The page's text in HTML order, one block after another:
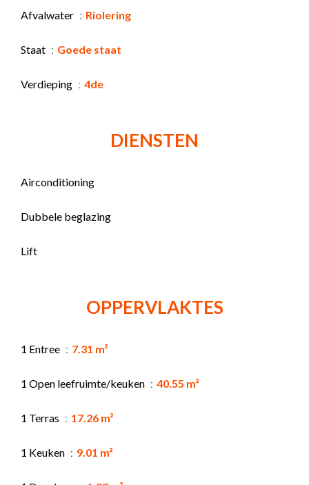
Afvalwater Riolering
Staat Goede staat
Verdieping 4de
DIENSTEN
Airconditioning
Dubbele beglazing
Lift
OPPERVLAKTES
1 Entree 7.31 m²
1 Open leefruimte/keuken 40.55 m²
1 Terras 17.26 m²
1 Keuken 9.01 m²